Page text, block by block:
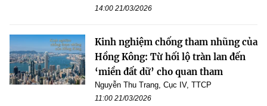
14:00 21/03/2026
Kinh nghiệm chống tham nhũng của
Hồng Kông: Từ hối lộ tràn lan đến
‘miền đất dữ’ cho quan tham
Nguyễn Thu Trang, Cục IV, TTCP
11:00 21/03/2026